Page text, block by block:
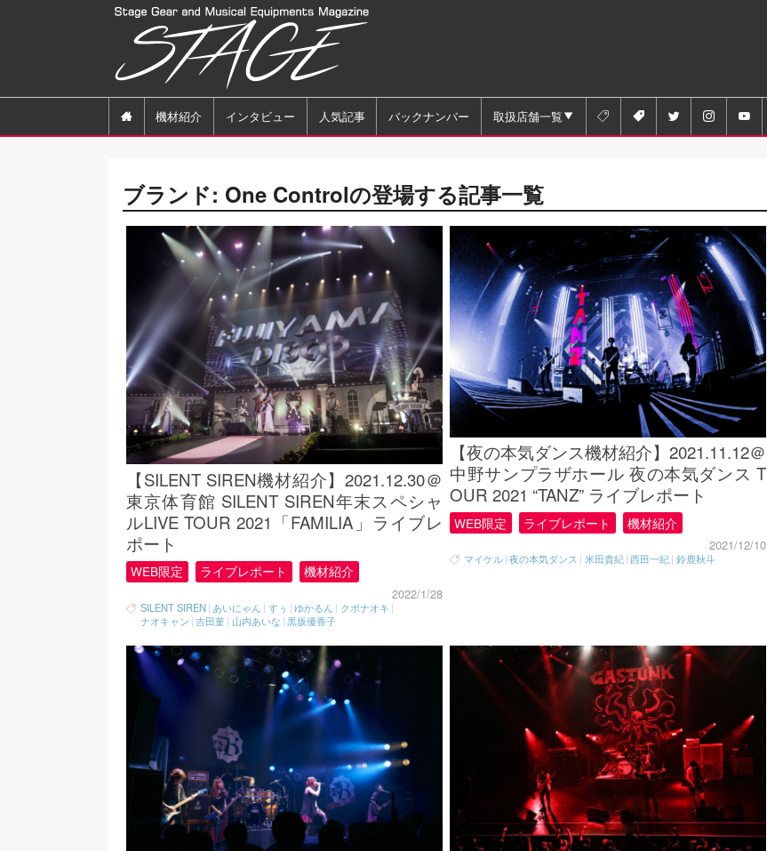
 機材紹介 インタビュー 人気記事 バックナンバー 取扱店舗一覧     
ブランド: One Controlの登場する記事一覧
【SILENT SIREN機材紹介】2021.12.30＠
東京体育館 SILENT SIREN年末スペシャ
ルLIVE TOUR 2021「FAMILIA」ライブレ
ポート
WEB限定 ライブレポート 機材紹介
2022/1/28
SILENT SIREN | あいにゃん | すぅ |ゆかるん | クボナオキ |
ナオキャン |吉田菫| 山内あいな |黒坂優香子
【夜の本気ダンス機材紹介】2021.11.12＠
中野サンプラザホール 夜の本気ダンス T
OUR 2021 “TANZ” ライブレポート
WEB限定 ライブレポート 機材紹介
2021/12/10
マイケル |夜の本気ダンス | 米田貴紀 |西田一紀 | 鈴鹿秋斗